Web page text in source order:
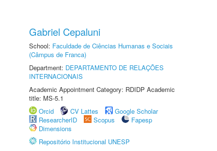
Gabriel Cepaluni
School: Faculdade de Ciências Humanas e Sociais
(Câmpus de Franca)
Department: DEPARTAMENTO DE RELAÇÕES
INTERNACIONAIS
Academic Appointment Category: RDIDP Academic
title: MS-5.1
Orcid
CV Lattes
Google Scholar
ResearcherID
Scopus
Fapesp
Dimensions
Repositório Institucional UNESP